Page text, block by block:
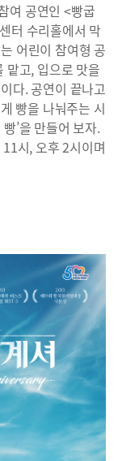
여 공연인 <빵굽
터 수리홀에서 막
어린이 참여형 공
맡고, 입으로 맛을
다. 공연이 끝나고
빵을 나눠주는 시
’을 만들어 보자.
시, 오후 2시이며